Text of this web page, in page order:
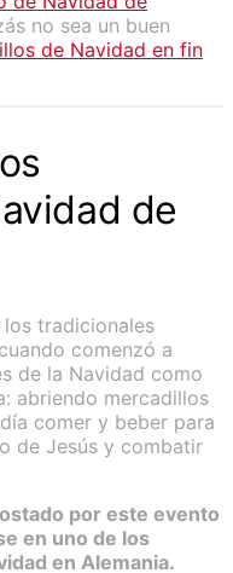
no sea un buen
de Navidad en fin
de
tradicionales
comenzó a
de la Navidad como
abriendo mercadillos
comer y beber para
de Jesús y combatir
por este evento
en uno de los
en Alemania.